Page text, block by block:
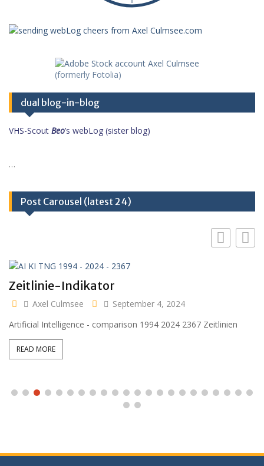
dual blog-in-blog
VHS-Scout Beo’s webLog (sister blog)
…
Post Carousel (latest 24)
Clara 47 months
Axel Culmsee
April 13, 2024
Aussidor Clara inmitten Frühling unter Obstbaumblüte
READ MORE